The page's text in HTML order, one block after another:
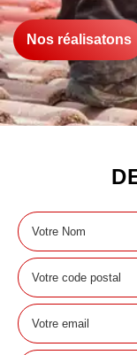
Nos réalisatons